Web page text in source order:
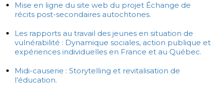
Mise en ligne du site web du projet Échange de
récits post-secondaires autochtones.
Les rapports au travail des jeunes en situation de
vulnérabilité : Dynamique sociales, action publique et
expériences individuelles en France et au Québec.
Midi-causerie : Storytelling et revitalisation de
l’éducation.